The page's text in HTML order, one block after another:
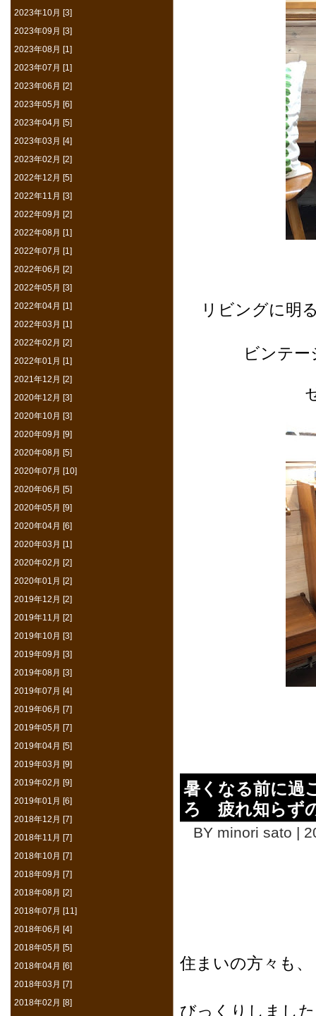
リビングに明
ビンテ
暑くなる前に過
ろ 疲れ知らず
BY minori sato |
住まいの方々も、
びっくりしまし
2023年10月 [3]
2023年09月 [3]
2023年08月 [1]
2023年07月 [1]
2023年06月 [2]
2023年05月 [6]
2023年04月 [5]
2023年03月 [4]
2023年02月 [2]
2022年12月 [5]
2022年11月 [3]
2022年09月 [2]
2022年08月 [1]
2022年07月 [1]
2022年06月 [2]
2022年05月 [3]
2022年04月 [1]
2022年03月 [1]
2022年02月 [2]
2022年01月 [1]
2021年12月 [2]
2020年12月 [3]
2020年10月 [3]
2020年09月 [9]
2020年08月 [5]
2020年07月 [10]
2020年06月 [5]
2020年05月 [9]
2020年04月 [6]
2020年03月 [1]
2020年02月 [2]
2020年01月 [2]
2019年12月 [2]
2019年11月 [2]
2019年10月 [3]
2019年09月 [3]
2019年08月 [3]
2019年07月 [4]
2019年06月 [7]
2019年05月 [7]
2019年04月 [5]
2019年03月 [9]
2019年02月 [9]
2019年01月 [6]
2018年12月 [7]
2018年11月 [7]
2018年10月 [7]
2018年09月 [7]
2018年08月 [2]
2018年07月 [11]
2018年06月 [4]
2018年05月 [5]
2018年04月 [6]
2018年03月 [7]
2018年02月 [8]